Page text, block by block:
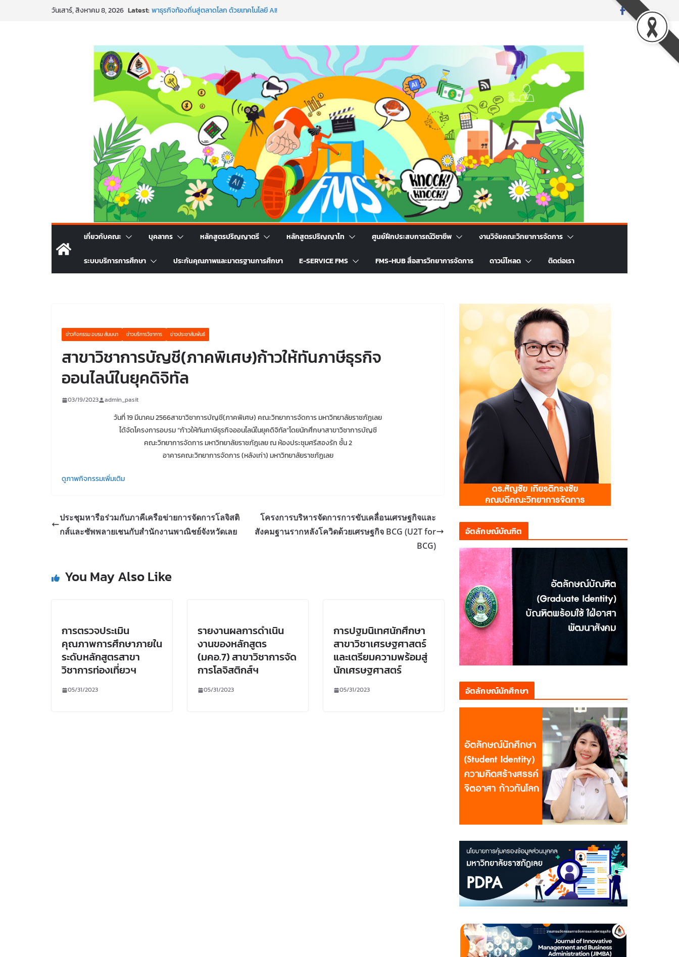
วันเสาร์, สิงหาคม 8, 2026 Latest:พาธุรกิจท้องถิ่นสู่ตลาดโลก ด้วยเทคโนโลยี AI!
นอกจากเทคโนโลยีจะล้ำ หัวใจคนทำธุรกิจก็ต้องสตรอง!
เกี่ยวกับคณะ บุคลากร หลักสูตรปริญญาตรี หลักสูตรปริญญาโท ศูนย์ฝึกประสบการณ์วิชาชีพ งานวิจัยคณะวิทยาการจัดการ
ระบบบริการการศึกษา ประกันคุณภาพและมาตรฐานการศึกษา E-SERVICE FMS FMS-HUB สื่อสารวิทยาการจัดการ ดาวน์โหลด ติดต่อเรา
ข่าวกิจกรรม อบรม สัมมนา ข่าวบริการวิชาการ ข่าวประชาสัมพันธ์
สาขาวิชาการบัญชี(ภาคพิเศษ)ก้าวให้ทันภาษีธุรกิจ
ออนไลน์ในยุคดิจิทัล
03/19/2023 admin_pasit
วันที่ 19 มีนาคม 2566สาขาวิชาการบัญชี(ภาคพิเศษ) คณะวิทยาการจัดการ มหาวิทยาลัยราชภัฏเลย
ได้จัดโครงการอบรม “ก้าวให้ทันภาษีธุรกิจออนไลน์ในยุคดิจิทัล”โดยนักศึกษาสาขาวิชาการบัญชี
คณะวิทยาการจัดการ มหาวิทยาลัยราชภัฎเลย ณ ห้องประชุมศรีสองรัก ชั้น 2
อาคารคณะวิทยาการจัดการ (หลังเก่า) มหาวิทยาลัยราชภัฏเลย
ดูภาพกิจกรรมเพิ่มเติม
ประชุมหารือร่วมกับภาคีเครือข่ายการจัดการโลจิสติ
กส์และซัพพลายเชนกับสำนักงานพาณิชย์จังหวัดเลย
โครงการบริหารจัดการการขับเคลื่อนเศรษฐกิจและ
สังคมฐานรากหลังโควิดด้วยเศรษฐกิจ BCG (U2T for
BCG)
You May Also Like
การตรวจประเมิน
คุณภาพการศึกษาภายใน
ระดับหลักสูตรสาขา
วิชาการท่องเที่ยวฯ
05/31/2023
รายงานผลการดำเนิน
งานของหลักสูตร
(มคอ.7) สาขาวิชาการจัด
การโลจิสติกส์ฯ
05/31/2023
การปฐมนิเทศนักศึกษา
สาขาวิชาเศรษฐศาสตร์
และเตรียมความพร้อมสู่
นักเศรษฐศาสตร์
05/31/2023
อัตลักษณ์บัณฑิต
อัตลักษณ์นักศึกษา